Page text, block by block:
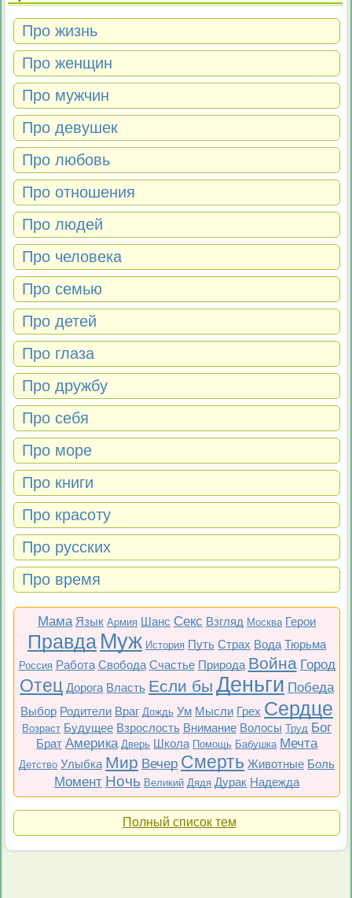
Про жизнь
Про женщин
Про мужчин
Про девушек
Про любовь
Про отношения
Про людей
Про человека
Про семью
Про детей
Про глаза
Про дружбу
Про себя
Про море
Про книги
Про красоту
Про русских
Про время
Мама Язык Армия Шанс Секс Взгляд Москва Герои
Правда Муж История Путь Страх Вода Тюрьма
Россия Работа Свобода Счастье Природа Война Город
Отец Дорога Власть Если бы Деньги Победа
Выбор Родители Враг Дождь Ум Мысли Грех Сердце
Возраст Будущее Взрослость Внимание Волосы Труд Бог
Брат Америка Дверь Школа Помощь Бабушка Мечта
Детство Улыбка Мир Вечер Смерть Животные Боль
Момент Ночь Великий Дядя Дурак Надежда
Полный список тем